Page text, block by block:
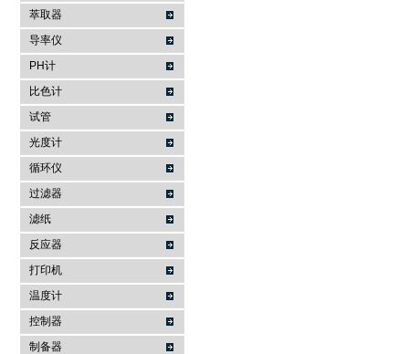
萃取器
导率仪
PH计
比色计
试管
光度计
循环仪
过滤器
滤纸
反应器
打印机
温度计
控制器
制备器